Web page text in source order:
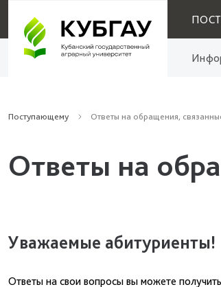
Поступающему Ответы на обращения,
Ответы на
Уважаемые абитуриенты!
Ответы на свои вопросы вы можете получить